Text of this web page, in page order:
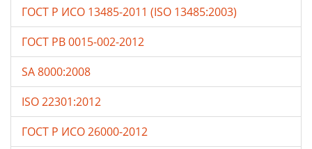
ГОСТ Р ИСО 13485-2011 (ISO 13485:2003)
ГОСТ РВ 0015-002-2012
SA 8000:2008
ISO 22301:2012
ГОСТ Р ИСО 26000-2012